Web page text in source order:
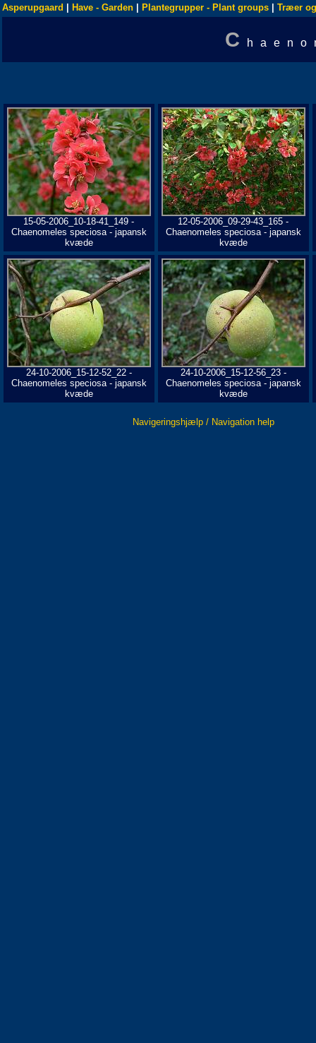
Asperupgaard Have - Garden Plantegrupper - Plant groups Træer
C
15-05-2006_10-18-41_149 -
Chaenomeles speciosa - japansk
kvæde
12-05-2006_09-29-43_165 -
Chaenomeles speciosa - japansk
kvæde
24-10-2006_15-12-52_22 -
Chaenomeles speciosa - japansk
kvæde
24-10-2006_15-12-56_23 -
Chaenomeles speciosa - japansk
kvæde
Navigeringshjælp / Navigation help